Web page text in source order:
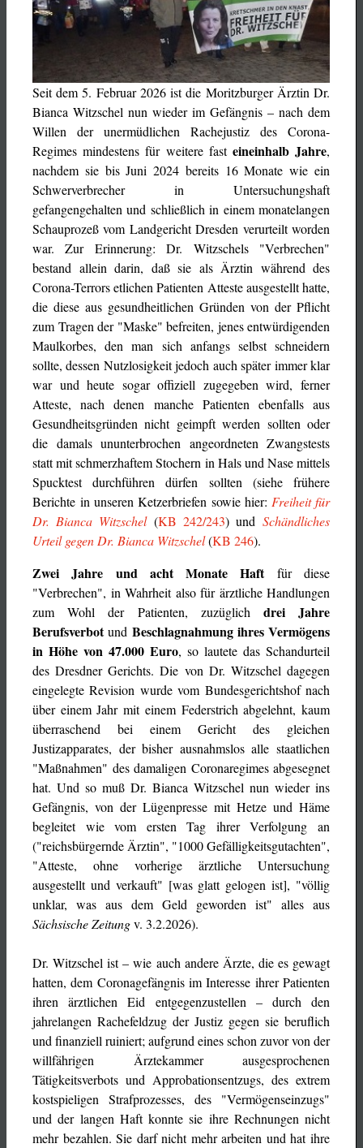
Seit dem 5. Februar 2026 ist die Moritzburger Ärztin Dr.
Bianca Witzschel nun wieder im Gefängnis – nach dem
Willen der unermüdlichen Rachejustiz des Corona-
Regimes mindestens für weitere fast eineinhalb Jahre,
nachdem sie bis Juni 2024 bereits 16 Monate wie ein
Schwerverbrecher in Untersuchungshaft
gefangengehalten und schließlich in einem monatelangen
Schauprozeß vom Landgericht Dresden verurteilt worden
war. Zur Erinnerung: Dr. Witzschels "Verbrechen"
bestand allein darin, daß sie als Ärztin während des
Corona-Terrors etlichen Patienten Atteste ausgestellt hatte,
die diese aus gesundheitlichen Gründen von der Pflicht
zum Tragen der "Maske" befreiten, jenes entwürdigenden
Maulkorbes, den man sich anfangs selbst schneidern
sollte, dessen Nutzlosigkeit jedoch auch später immer klar
war und heute sogar offiziell zugegeben wird, ferner
Atteste, nach denen manche Patienten ebenfalls aus
Gesundheitsgründen nicht geimpft werden sollten oder
die damals ununterbrochen angeordneten Zwangstests
statt mit schmerzhaftem Stochern in Hals und Nase mittels
Spucktest durchführen dürfen sollten (siehe frühere
Berichte in unseren Ketzerbriefen sowie hier: Freiheit für
Dr. Bianca Witzschel(KB 242/243) undSchändliches
Urteil gegen Dr. Bianca Witzschel(KB 246).
Zwei Jahre und acht Monate Haftfür diese
"Verbrechen", in Wahrheit also für ärztliche Handlungen
zum Wohl der Patienten, zuzüglich drei Jahre
Berufsverbotund Beschlagnahmung ihres Vermögens
in Höhe von 47.000 Euro, so lautete das Schandurteil
des Dresdner Gerichts. Die von Dr. Witzschel dagegen
eingelegte Revision wurde vom Bundesgerichtshof nach
über einem Jahr mit einem Federstrich abgelehnt, kaum
überraschend bei einem Gericht des gleichen
Justizapparates, der bisher ausnahmslos alle staatlichen
"Maßnahmen" des damaligen Coronaregimes abgesegnet
hat. Und so muß Dr. Bianca Witzschel nun wieder ins
Gefängnis, von der Lügenpresse mit Hetze und Häme
begleitet wie vom ersten Tag ihrer Verfolgung an
("reichsbürgernde Ärztin", "1000 Gefälligkeitsgutachten",
"Atteste, ohne vorherige ärztliche Untersuchung
ausgestellt und verkauft" [was glatt gelogen ist], "völlig
unklar, was aus dem Geld geworden ist" alles aus
Sächsische Zeitungv. 3.2.2026).
Dr. Witzschel ist – wie auch andere Ärzte, die es gewagt
hatten, dem Coronagefängnis im Interesse ihrer Patienten
ihren ärztlichen Eid entgegenzustellen – durch den
jahrelangen Rachefeldzug der Justiz gegen sie beruflich
und finanziell ruiniert; aufgrund eines schon zuvor von der
willfährigen Ärztekammer ausgesprochenen
Tätigkeitsverbots und Approbationsentzugs, des extrem
kostspieligen Strafprozesses, des "Vermögenseinzugs"
und der langen Haft konnte sie ihre Rechnungen nicht
mehr bezahlen. Sie darf nicht mehr arbeiten und hat ihre